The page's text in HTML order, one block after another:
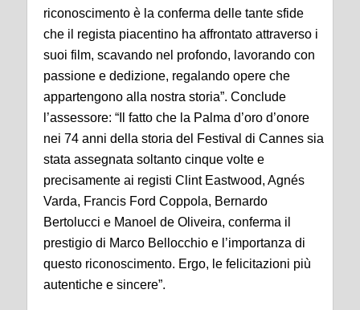
riconoscimento è la conferma delle tante sfide
che il regista piacentino ha affrontato attraverso i
suoi film, scavando nel profondo, lavorando con
passione e dedizione, regalando opere che
appartengono alla nostra storia”. Conclude
l’assessore: “Il fatto che la Palma d’oro d’onore
nei 74 anni della storia del Festival di Cannes sia
stata assegnata soltanto cinque volte e
precisamente ai registi Clint Eastwood, Agnés
Varda, Francis Ford Coppola, Bernardo
Bertolucci e Manoel de Oliveira, conferma il
prestigio di Marco Bellocchio e l’importanza di
questo riconoscimento. Ergo, le felicitazioni più
autentiche e sincere”.